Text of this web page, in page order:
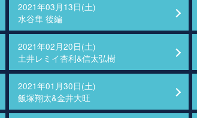
2021年03月13日(土)
水谷隼 後編
2021年02月20日(土)
土井レミイ杏利&信太弘樹
2021年01月30日(土)
飯塚翔太&金井大旺